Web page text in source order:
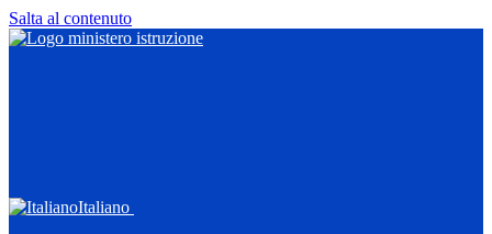
Salta al contenuto
Italiano